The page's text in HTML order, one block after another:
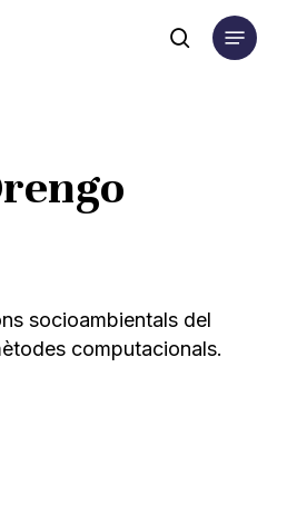
search
Menu
socioambientals del
computacionals.